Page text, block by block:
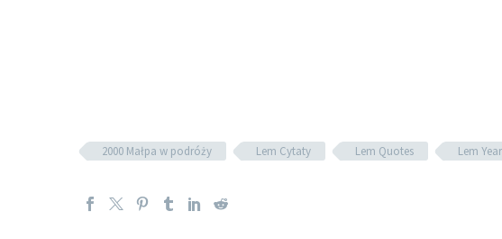
2000 Małpa w podróży Lem Cytaty Lem Quotes Lem Year